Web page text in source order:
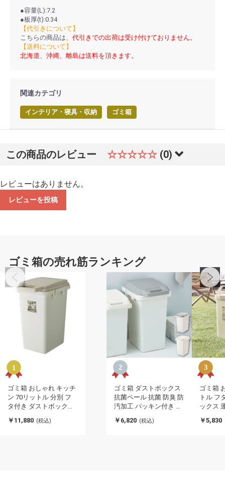
●容量(L):7.2
●板厚(t):0.34
【代引きについて】
こちらの商品は、 代引きでの出荷は受け付けておりません。
【送料について】
北海道、沖縄、離島は送料を頂きます。
関連カテゴリ
インテリア・寝具・収納 ゴミ箱
この商品のレビュー ☆☆☆☆☆ (0)
レビューはありません。
レビューを投稿
ゴミ箱の売れ筋ランキング
ゴミ箱 おしゃれ キッチ
ン 70リットル 分別 フ
タ付き ダストボックス
パッキン 北欧 シンプル
￥11,880 (税込)
ゴミ箱 ダストボックス
抗菌ペール 抗菌 防臭 防
汚加工 パッキン付き キ
付き シンプル 菌に強い
￥6,820 (税込)
ゴミ箱
トル フ
ックス
タリー
￥5,830